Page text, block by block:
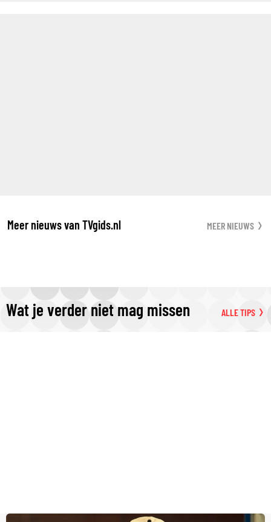
Meer nieuws van TVgids.nl MEER NIEUWS
Wat je verder niet mag missen ALLE TIPS